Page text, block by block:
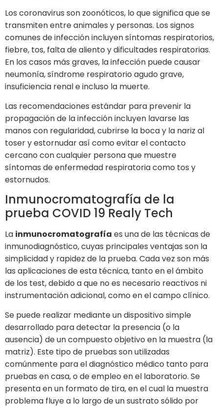
Los coronavirus son zoonóticos, lo que significa que se
transmiten entre animales y personas. Los signos
comunes de infección incluyen síntomas respiratorios,
fiebre, tos, falta de aliento y dificultades respiratorias.
En los casos más graves, la infección puede causar
neumonía, síndrome respiratorio agudo grave,
insuficiencia renal e incluso la muerte.
Las recomendaciones estándar para prevenir la
propagación de la infección incluyen lavarse las
manos con regularidad, cubrirse la boca y la nariz al
toser y estornudar así como evitar el contacto
cercano con cualquier persona que muestre
síntomas de enfermedad respiratoria como tos y
estornudos.
Inmunocromatografía de la
prueba COVID 19 Realy Tech
La inmunocromatografía es una de las técnicas de
inmunodiagnóstico, cuyas principales ventajas son la
simplicidad y rapidez de la prueba. Cada vez son más
las aplicaciones de esta técnica, tanto en el ámbito
de los test, debido a que no es necesario reactivos ni
instrumentación adicional, como en el campo clínico.
Se puede realizar mediante un dispositivo simple
desarrollado para detectar la presencia (o la
ausencia) de un compuesto objetivo en la muestra (la
matriz). Este tipo de pruebas son utilizadas
comúnmente para el diagnóstico médico tanto para
pruebas en casa, o de empleo en el laboratorio. Se
presenta en un formato de tira, en el cual la muestra
problema fluye a lo largo de un sustrato sólido por